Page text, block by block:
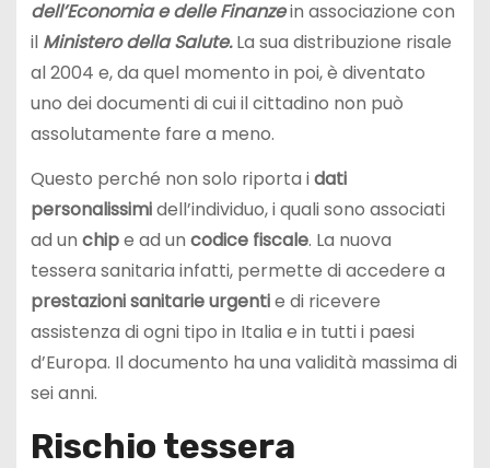
dell’Economia e delle Finanzein associazione con
il Ministero della Salute.La sua distribuzione risale
al 2004 e, da quel momento in poi, è diventato
uno dei documenti di cui il cittadino non può
assolutamente fare a meno.
Questo perché non solo riporta idati
personalissimidell’individuo, i quali sono associati
ad un chipe ad un codice fiscale. La nuova
tessera sanitaria infatti, permette di accedere a
prestazionisanitarie urgentie di ricevere
assistenza di ogni tipo in Italia e in tutti i paesi
d’Europa. Il documento ha una validità massima di
sei anni.
Rischio tessera